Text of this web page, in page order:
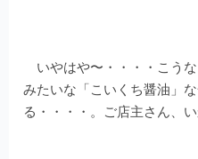
いやはや〜・・・・こう
みたいな「こいくち醤油」
る・・・・。ご店主さん、